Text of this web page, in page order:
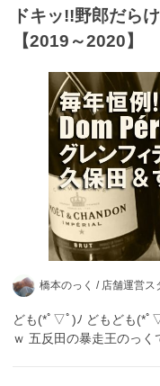
ドキッ!!野郎だら
【2019～2020】
橋本のっく / 店舗運営ス
ども(*ﾟ▽ﾟ)ﾉ どもども(*ﾟ
ｗ 五反田の暴走王のっく